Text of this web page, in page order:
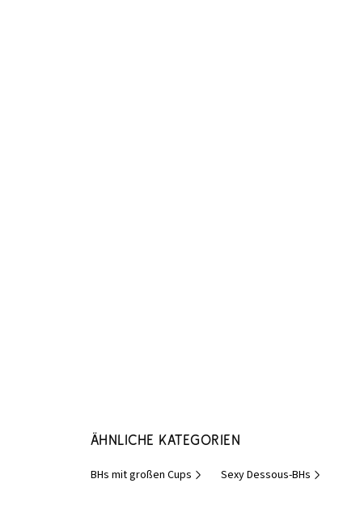
Ähnliche Kategorien
BHs mit großen Cups Sexy Dessous-BHs